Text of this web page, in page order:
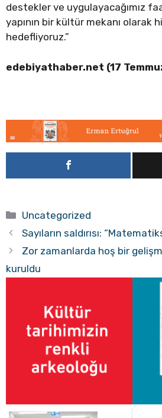
destekler ve uygulayacağımız
yapının bir kültür mekanı olarak
hedefliyoruz.”
edebiyathaber.net (17
Kategoriler
Uncategorized
Sayıların saldırısı:
Zor zamanlarda hoş bir
kuruldu